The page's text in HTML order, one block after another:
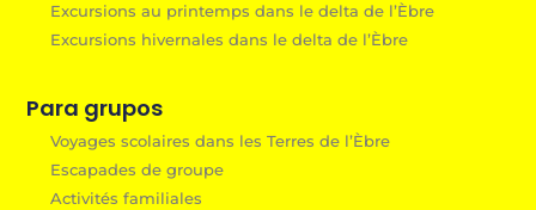
Excursions au printemps dans le delta de l’Èbre
Excursions hivernales dans le delta de l’Èbre
Para grupos
Voyages scolaires dans les Terres de l’Èbre
Escapades de groupe
Activités familiales